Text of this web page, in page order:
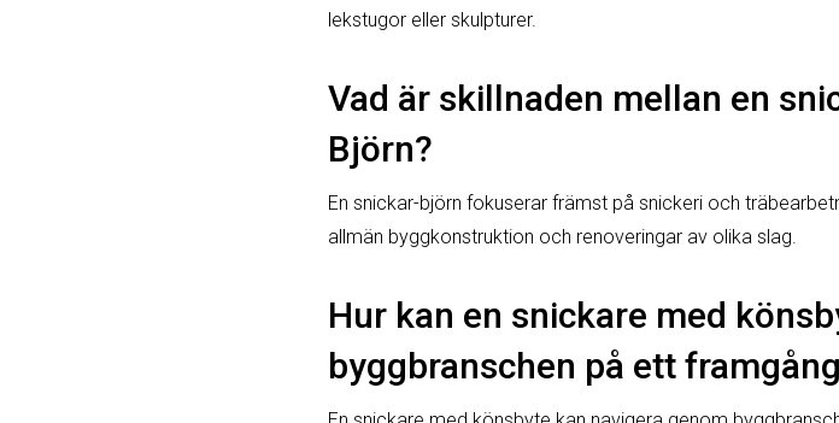
lekstugor eller skulpturer.
Vad är skillnaden mellan en
Björn?
En snickar-björn fokuserar främst på snickeri och
allmän byggkonstruktion och renoveringar av olika slag.
Hur kan en snickare med
byggbranschen på ett